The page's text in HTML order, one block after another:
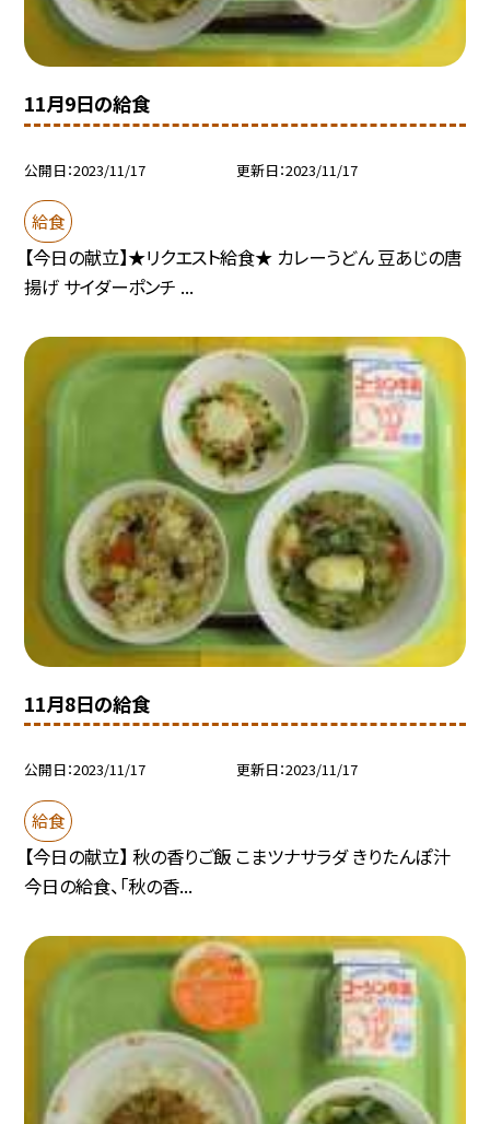
11月9日の給食
公開日 2023/11/17 更新日 2023/11/17
給食
【今日の献立】★リクエスト給食★ カレーうどん 豆あじの唐
揚げ サイダーポンチ ...
11月8日の給食
公開日 2023/11/17 更新日 2023/11/17
給食
【今日の献立】 秋の香りご飯 こまツナサラダ きりたんぽ汁
今日の給食、「秋の香...